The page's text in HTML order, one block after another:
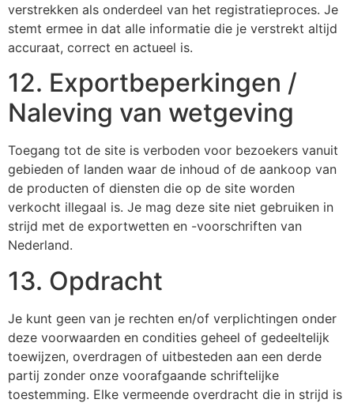
verstrekken als onderdeel van het registratieproces. Je
stemt ermee in dat alle informatie die je verstrekt altijd
accuraat, correct en actueel is.
12. Exportbeperkingen /
Naleving van wetgeving
Toegang tot de site is verboden voor bezoekers vanuit
gebieden of landen waar de inhoud of de aankoop van
de producten of diensten die op de site worden
verkocht illegaal is. Je mag deze site niet gebruiken in
strijd met de exportwetten en -voorschriften van
Nederland.
13. Opdracht
Je kunt geen van je rechten en/of verplichtingen onder
deze voorwaarden en condities geheel of gedeeltelijk
toewijzen, overdragen of uitbesteden aan een derde
partij zonder onze voorafgaande schriftelijke
toestemming. Elke vermeende overdracht die in strijd is